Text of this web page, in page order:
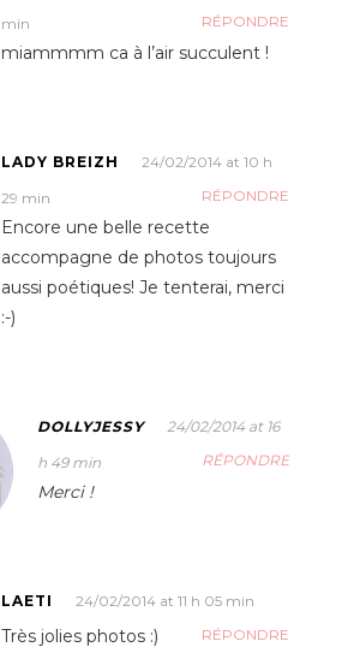
min
RÉPONDRE
miammmm ca à l’air succulent !
LADY BREIZH
24/02/2014 at 10 h
29 min
RÉPONDRE
Encore une belle recette
accompagne de photos toujours
aussi poétiques! Je tenterai, merci
:-)
DOLLYJESSY
24/02/2014 at 16
h 49 min
RÉPONDRE
Merci !
LAETI
24/02/2014 at 11 h 05 min
RÉPONDRE
Très jolies photos :)